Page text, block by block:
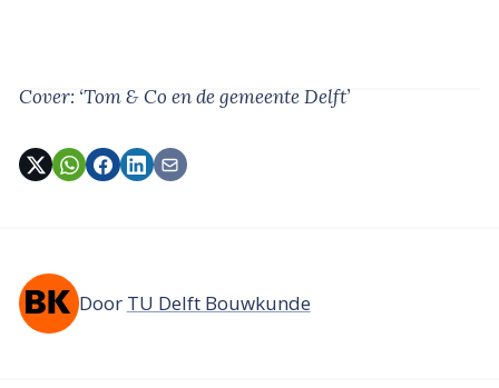
Cover: ‘Tom & Co en de gemeente Delft’
Door TU Delft Bouwkunde